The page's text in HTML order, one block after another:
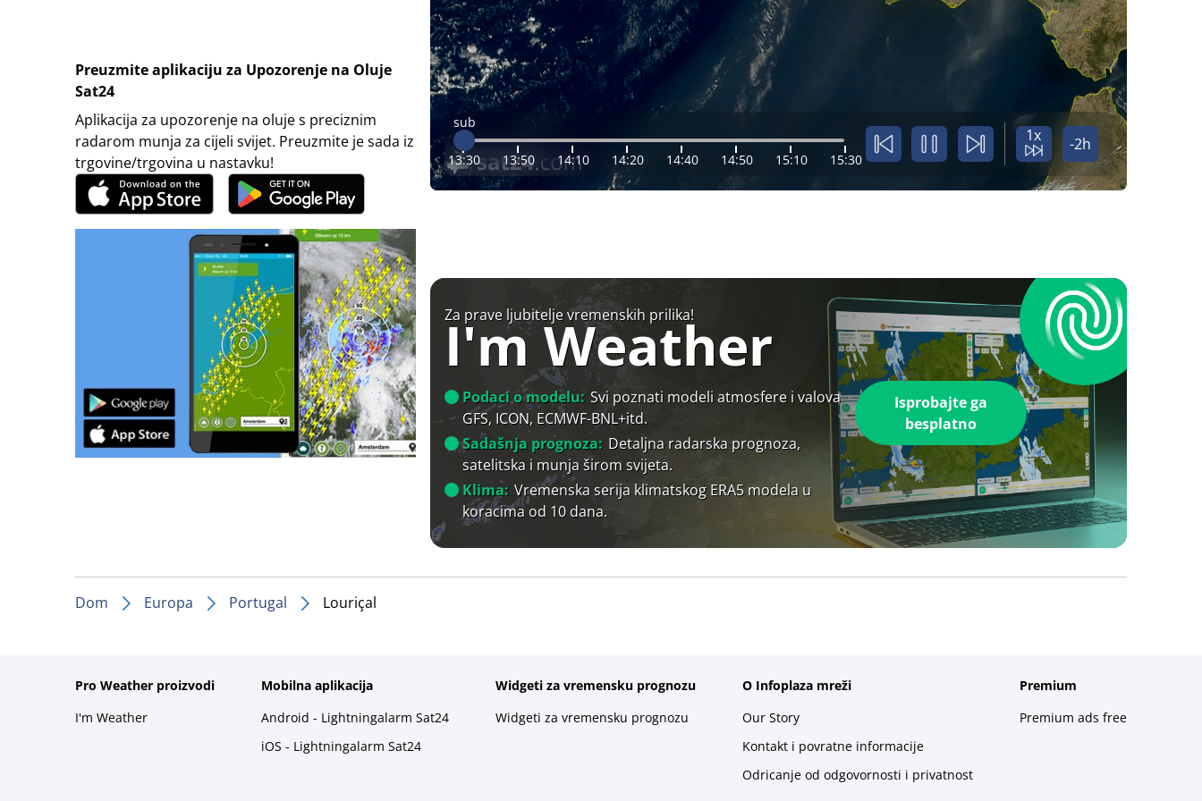
Preuzmite aplikaciju za Upozorenje na Oluje
Sat24
Aplikacija za upozorenje na oluje s preciznim
radarom munja za cijeli svijet. Preuzmite je sada iz
trgovine/trgovina u nastavku!
sub
13:30 13:50 14:10 14:20 14:40 14:50 15:10 15:30
1x -2h
Za prave ljubitelje vremenskih prilika!
I'm Weather
Podaci o modelu: Svi poznati modeli atmosfere i valova
GFS, ICON, ECMWF-BNL+itd.
Sadašnja prognoza: Detaljna radarska prognoza,
satelitska i munja širom svijeta.
Klima: Vremenska serija klimatskog ERA5 modela u
koracima od 10 dana.
Isprobajte ga
besplatno
Dom Europa Portugal Louriçal
Pro Weather proizvodi
I'm Weather
Mobilna aplikacija
Android - Lightningalarm Sat24
iOS - Lightningalarm Sat24
Widgeti za vremensku prognozu
Widgeti za vremensku prognozu
O Infoplaza mreži
Our Story
Kontakt i povratne informacije
Odricanje od odgovornosti i privatnost
Premium
Premium ads free